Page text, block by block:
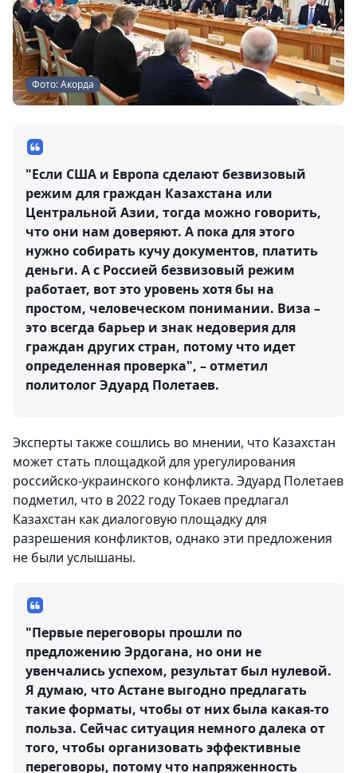
Фото: Акорда
"Если США и Европа сделают безвизовый
режим для граждан Казахстана или
Центральной Азии, тогда можно говорить,
что они нам доверяют. А пока для этого
нужно собирать кучу документов, платить
деньги. А с Россией безвизовый режим
работает, вот это уровень хотя бы на
простом, человеческом понимании. Виза –
это всегда барьер и знак недоверия для
граждан других стран, потому что идет
определенная проверка", – отметил
политолог Эдуард Полетаев.
Эксперты также сошлись во мнении, что Казахстан
может стать площадкой для урегулирования
российско-украинского конфликта. Эдуард Полетаев
подметил, что в 2022 году Токаев предлагал
Казахстан как диалоговую площадку для
разрешения конфликтов, однако эти предложения
не были услышаны.
"Первые переговоры прошли по
предложению Эрдогана, но они не
увенчались успехом, результат был нулевой.
Я думаю, что Астане выгодно предлагать
такие форматы, чтобы от них была какая-то
польза. Сейчас ситуация немного далека от
того, чтобы организовать эффективные
переговоры, потому что напряженность